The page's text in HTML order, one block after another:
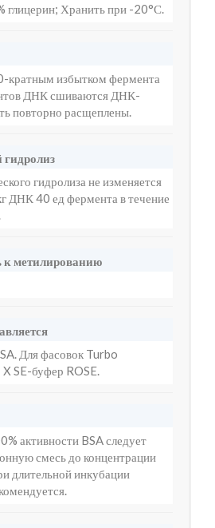
глицерин; Хранить при -20°С.
кратным избытком фермента
ДНК сшиваются ДНК-
повторно расщеплены.
гидролиза не изменяется
ДНК 40 ед фермента в течение
к метилированию
Для фасовок Turbo
SE-буфер ROSE.
активности BSA следует
смесь до концентрации
длительной инкубации